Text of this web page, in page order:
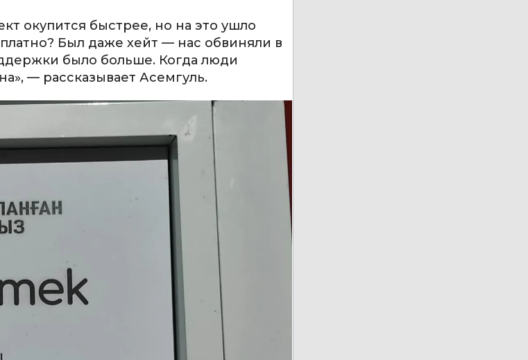
окупится быстрее, но на это ушло
Был даже хейт — нас обвиняли в
было больше. Когда люди
— рассказывает Асемгуль.